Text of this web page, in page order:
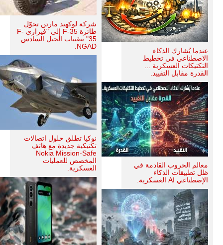
عندما يُشارك الذكاء
الاصطناعي في تخطيط
التكتيكات العسكرية ...
القدرة مقابل التقييد.
معالم الحروب القادمة في
ظل تطبيقات الذكاء
الإصطناعي AI العسكرية.
شركة لوكهيد مارتن تحوّل
طائرة F-35 إلى "فيراري F-
35" بتقنيات الجيل السادس
NGAD.
نوكيا تطلق حلول اتصالات
تكتيكية جديدة مع هاتف
Nokia Mission-Safe
المخصص للعمليات
العسكرية.